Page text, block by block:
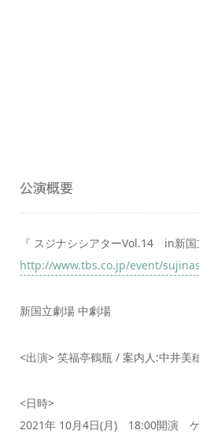
公演概要
『 スジナシシアターVol.14 in新国
http://www.tbs.co.jp/event/
新国立劇場 中劇場
<出演> 笑福亭鶴瓶 / 案内人:中井美
<日時>
2021年 10月4日(月) 18:00開演 ゲ